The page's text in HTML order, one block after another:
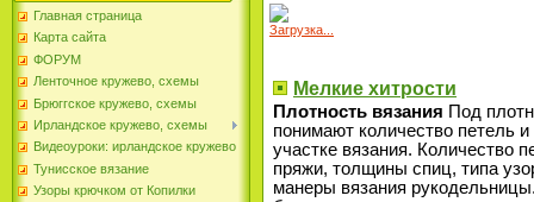
Главная страница
Карта сайта
ФОРУМ
Ленточное кружево, схемы
Брюггское кружево, схемы
Ирландское кружево, схемы
Видеоуроки: ирландское кружево
Тунисское вязание
Узоры крючком от Копилки
Загрузка...
Мелкие хитрости
Плотность вязания Под
понимают количество петель
участке вязания. Количество
пряжи, толщины спиц, типа
манеры вязания